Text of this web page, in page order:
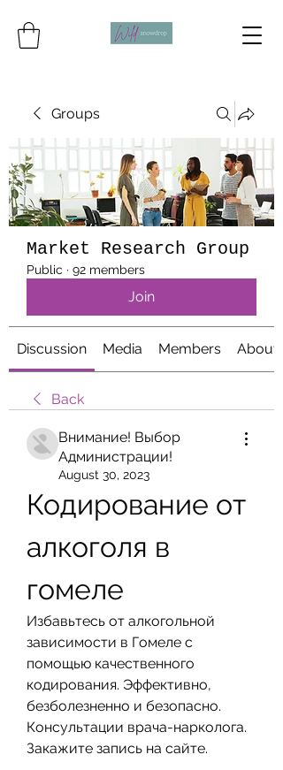
Groups
Market Research Group
Public · 92 members
Join
Discussion Media Members About
Back
Внимание! Выбор
Администрации!
August 30, 2023
Кодирование от
алкоголя в
гомеле
Избавьтесь от алкогольной
зависимости в Гомеле с
помощью качественного
кодирования. Эффективно,
безболезненно и безопасно.
Консультации врача-нарколога.
Закажите запись на сайте.